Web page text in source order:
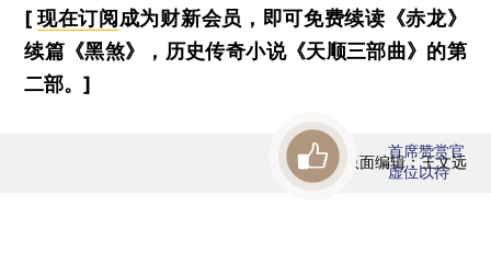
[现在订阅 成为财新会员，即可免费续读《赤龙》
续篇《黑煞》，历史传奇小说《天顺三部曲》的第
二部。]
版面编辑：王文远
首席赞赏官
虚位以待